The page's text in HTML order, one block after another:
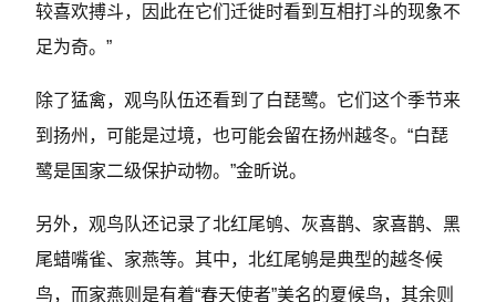
较喜欢搏斗，因此在它们迁徙时看到互相打斗的现象不
足为奇。”
除了猛禽，观鸟队伍还看到了白琵鹭。它们这个季节来
到扬州，可能是过境，也可能会留在扬州越冬。“白琵
鹭是国家二级保护动物。”金昕说。
另外，观鸟队还记录了北红尾鸲、灰喜鹊、家喜鹊、黑
尾蜡嘴雀、家燕等。其中，北红尾鸲是典型的越冬候
鸟，而家燕则是有着“春天使者”美名的夏候鸟，其余则